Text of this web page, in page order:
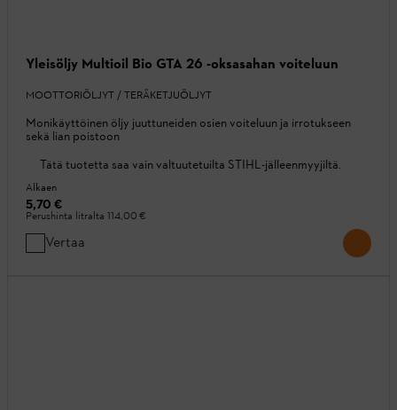
Yleisöljy Multioil Bio GTA 26 -oksasahan voiteluun
MOOTTORIÖLJYT / TERÄKETJUÖLJYT
Monikäyttöinen öljy juuttuneiden osien voiteluun ja irrotukseen
sekä lian poistoon
Tätä tuotetta saa vain valtuutetuilta STIHL-jälleenmyyjiltä.
Alkaen
5,70 €
Perushinta litralta 114,00 €
Vertaa